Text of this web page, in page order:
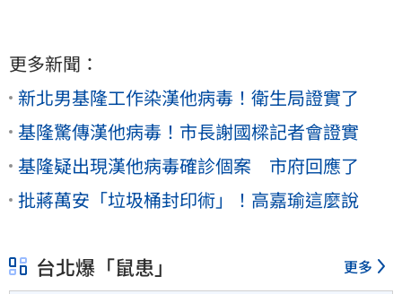
更多新聞：
新北男基隆工作染漢他病毒！衛生局證實了
基隆驚傳漢他病毒！市長謝國樑記者會證實
基隆疑出現漢他病毒確診個案 市府回應了
批蔣萬安「垃圾桶封印術」！高嘉瑜這麼說
台北爆「鼠患」 更多